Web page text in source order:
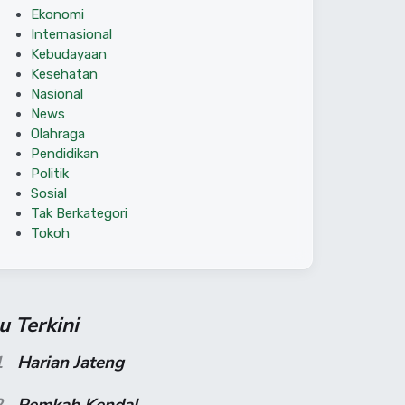
Ekonomi
Internasional
Kebudayaan
Kesehatan
Nasional
News
Olahraga
Pendidikan
Politik
Sosial
Tak Berkategori
Tokoh
Terkini
Harian Jateng